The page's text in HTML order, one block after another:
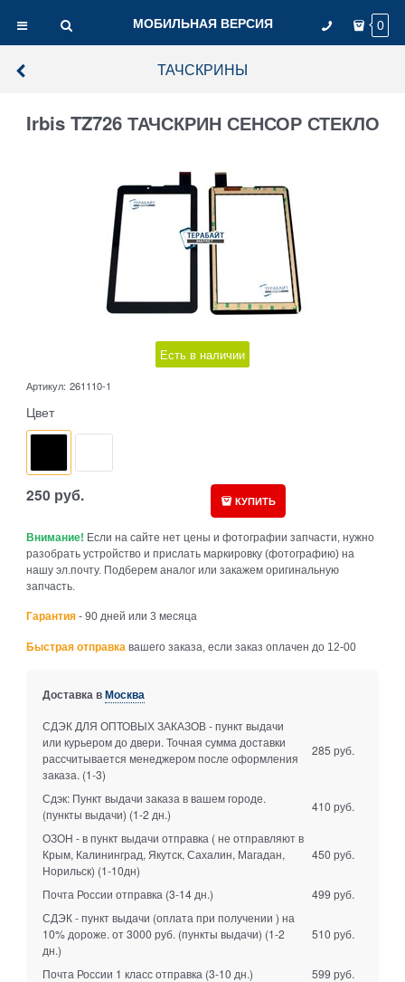
МОБИЛЬНАЯ ВЕРСИЯ 0
ТАЧСКРИНЫ
Irbis TZ726 ТАЧСКРИН СЕНСОР СТЕКЛО
Есть в наличии
Артикул: 261110-1
Цвет
250 руб. КУПИТЬ
Внимание! Если на сайте нет цены и фотографии запчасти, нужно
разобрать устройство и прислать маркировку (фотографию) на
нашу эл.почту. Подберем аналог или закажем оригинальную
запчасть.
Гарантия - 90 дней или 3 месяца
Быстрая отправка вашего заказа, если заказ оплачен до 12-00
Доставка вМосква
СДЭК ДЛЯ ОПТОВЫХ ЗАКАЗОВ - пункт выдачи
или курьером до двери. Точная сумма доставки
рассчитывается менеджером после оформления
заказа. (1-3)
285 руб.
Сдэк: Пункт выдачи заказа в вашем городе.
(пункты выдачи) (1-2 дн.)
410 руб.
ОЗОН - в пункт выдачи отправка ( не отправляют в
Крым, Калининград, Якутск, Сахалин, Магадан,
Норильск) (1-10дн)
450 руб.
Почта России отправка (3-14 дн.)
499 руб.
СДЭК - пункт выдачи (оплата при получении ) на
10% дороже. от 3000 руб. (пункты выдачи) (1-2
дн.)
510 руб.
Почта России 1 класс отправка (3-10 дн.)
599 руб.